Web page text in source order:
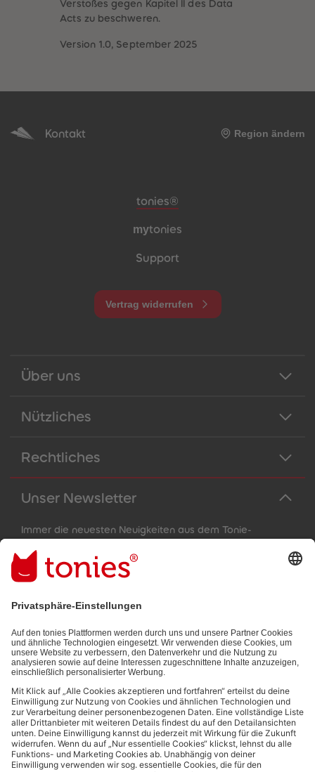
Verstoßes gegen Kapitel II des Data
Acts zu beschweren.
Version 1.0, September 2025
Kontakt Region ändern
Meta-Navigation Footer
tonies®
mytonies
Support
Vertrag widerrufen
Über uns
Nützliches
Rechtliches
Unser Newsletter
Immer die neuesten Neuigkeiten aus dem Tonie-
E-Mail-Addresse
Mit dem Absenden abonnierst du unseren E-Mail-Newsletter, der
informationen) und den von dir zu Werbezwecken bereitgestellten
Interaktionsinformationen (z.B. Abspielinformationen) basiert. Du
kannst den Newsletter jederzeit kostenlos abbestellen.
Datenschutzbestimmungen.
Bezahlmethoden: